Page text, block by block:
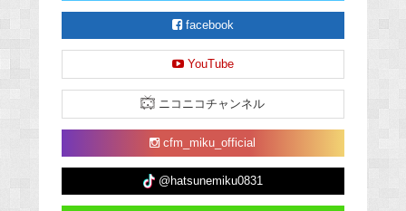
facebook
YouTube
ニコニコチャンネル
cfm_miku_official
@hatsunemiku0831